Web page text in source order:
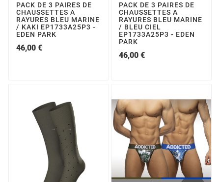
PACK DE 3 PAIRES DE
CHAUSSETTES A
RAYURES BLEU MARINE
/ KAKI EP1733A25P3 -
EDEN PARK
46,00 €
PACK DE 3 PAIRES DE
CHAUSSETTES A
RAYURES BLEU MARINE
/ BLEU CIEL
EP1733A25P3 - EDEN
PARK
46,00 €